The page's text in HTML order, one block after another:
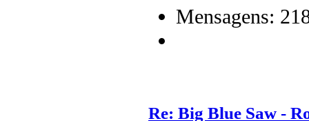
Mensagens:
Re: Big Blue Saw -